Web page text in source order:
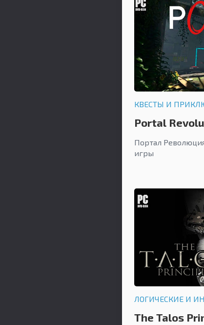
КВЕСТЫ И
Portal
Портал
игры
ЛОГИЧЕСКИЕ И
The Talos